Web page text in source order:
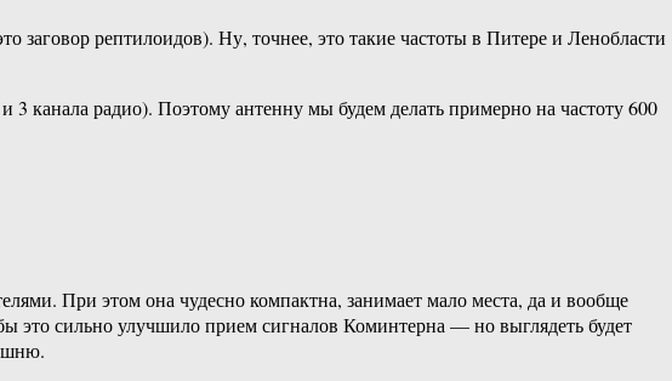
рептилоидов). Ну, точнее, это такие частоты в Питере и Ленобласти
канала радио). Поэтому антенну мы будем делать примерно на частоту 600
При этом она чудесно компактна, занимает мало места, да и вообще
это сильно улучшило прием сигналов Коминтерна — но выглядеть будет